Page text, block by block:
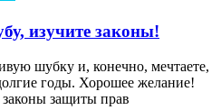
изучите законы!
шубку и, конечно, мечтаете,
годы. Хорошее желание!
защиты прав